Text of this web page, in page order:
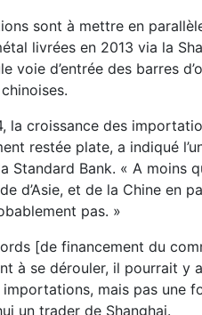
sont à mettre en
livrées en 2013 via la
voie d’entrée des barres
la croissance des
restée plate, a indiqué
Standard Bank. « A moins
d’Asie, et de la Chine en
pas. »
[de financement du
à se dérouler, il pourrait y
mais pas une
un trader de Shanghai.